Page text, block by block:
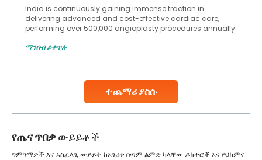
ተጨማሪ ያስሱ
India is continuously gaining immense traction in
delivering advanced and cost-effective cardiac care,
performing over 500,000 angioplasty procedures annually
globe are searching for treatments like angioplasty and
Studies, such as one published
ማንበብ ይቀጥሉ
የጤና ጥበቃውይይቶች
ግምገማዎች እና አስፈላጊ ውይይት ከአገሪቱ በጣም ልምድ ካላቸው ዶክተሮች እና የህክምና